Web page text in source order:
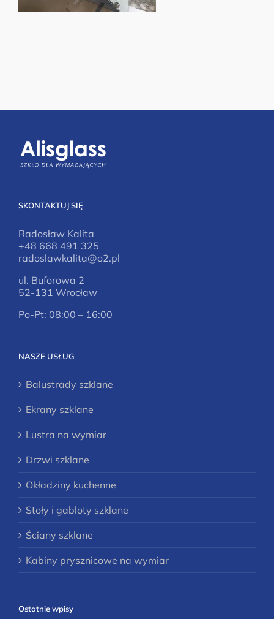
SKONTAKTUJ SIĘ
Radosław Kalita
+48 668 491 325
radoslawkalita@o2.pl
ul. Buforowa 2
52-131 Wrocław
Po-Pt: 08:00 – 16:00
NASZE USŁUG
Balustrady szklane
Ekrany szklane
Lustra na wymiar
Drzwi szklane
Okładziny kuchenne
Stoły i gabloty szklane
Ściany szklane
Kabiny prysznicowe na wymiar
Ostatnie wpisy